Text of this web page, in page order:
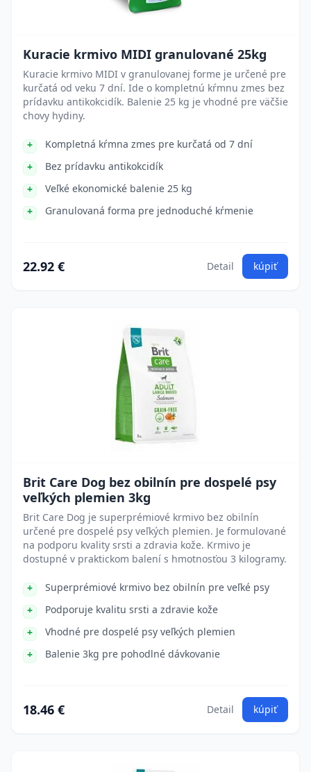
Kuracie krmivo MIDI granulované 25kg
Kuracie krmivo MIDI v granulovanej forme je určené pre
kurčatá od veku 7 dní. Ide o kompletnú kŕmnu zmes bez
prídavku antikokcidík. Balenie 25 kg je vhodné pre väčšie
chovy hydiny.
Kompletná kŕmna zmes pre kurčatá od 7 dní
Bez prídavku antikokcidík
Veľké ekonomické balenie 25 kg
Granulovaná forma pre jednoduché kŕmenie
22.92 € Detail kúpiť
Brit Care Dog bez obilnín pre dospelé psy
veľkých plemien 3kg
Brit Care Dog je superprémiové krmivo bez obilnín
určené pre dospelé psy veľkých plemien. Je formulované
na podporu kvality srsti a zdravia kože. Krmivo je
dostupné v praktickom balení s hmotnosťou 3 kilogramy.
Superprémiové krmivo bez obilnín pre veľké psy
Podporuje kvalitu srsti a zdravie kože
Vhodné pre dospelé psy veľkých plemien
Balenie 3kg pre pohodlné dávkovanie
18.46 € Detail kúpiť